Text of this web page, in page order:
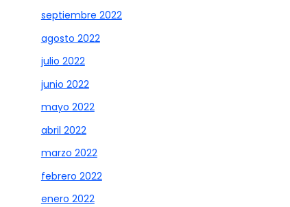
septiembre 2022
agosto 2022
julio 2022
junio 2022
mayo 2022
abril 2022
marzo 2022
febrero 2022
enero 2022